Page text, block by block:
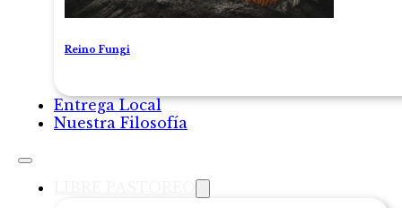
Reino Fungi
Entrega Local
Nuestra Filosofía